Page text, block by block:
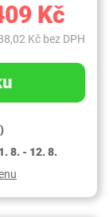
Kč
Kč bez DPH
)
8. - 12. 8.